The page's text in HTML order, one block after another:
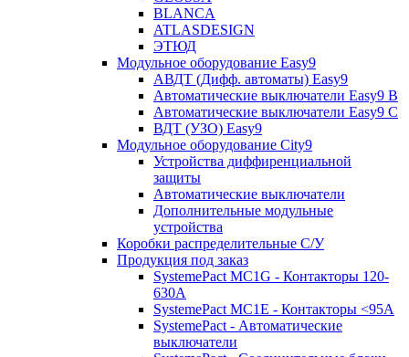
BLANCA
ATLASDESIGN
ЭТЮД
Модульное оборудование Easy9
АВДТ (Дифф. автоматы) Easy9
Автоматические выключатели Easy9 В
Автоматические выключатели Easy9 С
ВДТ (УЗО) Easy9
Модульное оборудование City9
Устройства диффиренциальной
защиты
Автоматические выключатели
Дополнительные модульные
устройства
Коробки распределительные C/У
Продукция под заказ
SystemePact MC1G - Контакторы 120-
630A
SystemePact MC1E - Контакторы <95A
SystemePact - Автоматические
выключатели